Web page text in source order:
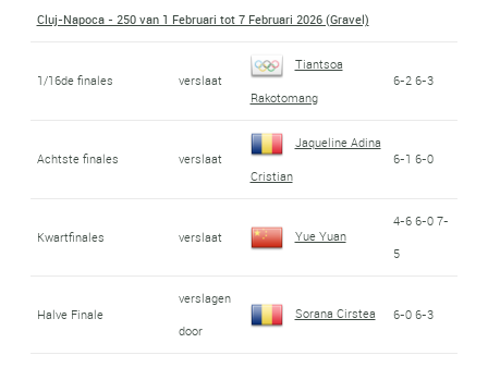
Cluj-Napoca - 250 van 1 Februari tot 7 Februari 2026 (Gravel)
1/16de finales verslaat
Tiantsoa
Rakotomang
6-2 6-3
Achtste finales verslaat
Jaqueline Adina
Cristian
6-1 6-0
Kwartfinales verslaat Yue Yuan
4-6 6-0 7-
5
Halve Finale
verslagen
door
Sorana Cirstea 6-0 6-3